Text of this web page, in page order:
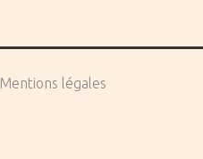
Mentions légales